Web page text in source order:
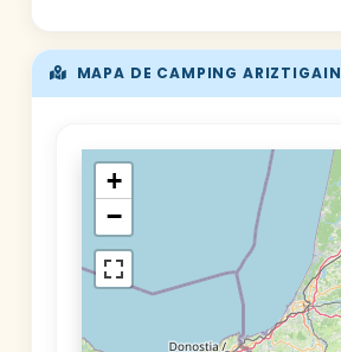
MAPA DE CAMPING ARIZTIGAIN
+
−